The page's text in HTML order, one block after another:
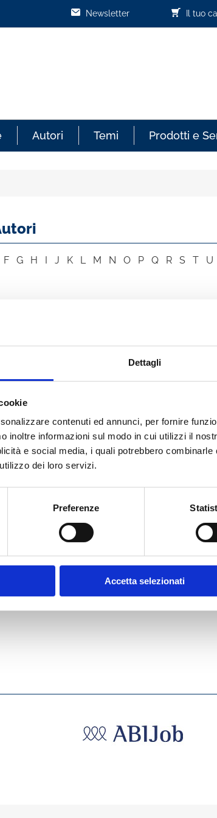
Dettagli
contenuti ed annunci, per fornire
inoltre informazioni sul modo in cui utilizzi il
e social media, i quali potrebbero
dei loro servizi.
Preferenze
Accetta selezionati
Il tuo
Newsletter
Autori Temi Prodotti e
F G H I J K L M N O P Q R S T U
con noi
PROTOCOLLO
SOCIALE DI
MAASTRICHT: REALTÀ
E PROSPETTIVE
MOSTRA